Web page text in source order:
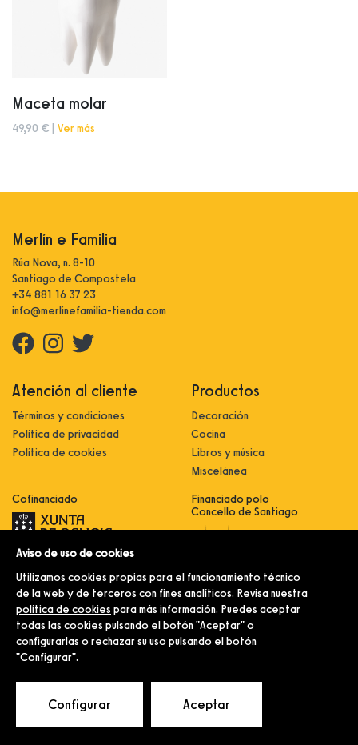
Maceta molar
49,90 € | Ver más
Merlín e Familia
Rúa Nova, n. 8-10
Santiago de Compostela
+34 881 16 37 23
info@merlinefamilia-tienda.com
Atención al cliente
Términos y condiciones
Política de privacidad
Política de cookies
Productos
Decoración
Cocina
Libros y música
Miscelánea
Cofinanciado
Innovación, dixitalización e
comercialización e expansión do
sector comercial e artesanal
Implantación e pulo da estratexia
dixital e modernización do sector
comercial e artesanal (CO300C
2021)
Financiado polo
Concello de Santiago
© Merlín e Familia.
Aviso de uso de cookies
Utilizamos cookies propias para el funcionamiento técnico
de la web y de terceros con fines analíticos. Revisa nuestra
política de cookies para más información. Puedes aceptar
todas las cookies pulsando el botón "Aceptar" o
configurarlas o rechazar su uso pulsando el botón
"Configurar".
Configurar Aceptar